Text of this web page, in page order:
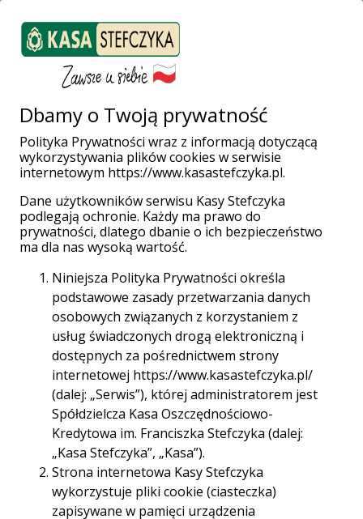
Weź pożyczkę
Strona główna Organizacje
Fundacje
Kredyt inwestycyjny dla fundacji
Kredyt
Dbamy o Twoją prywatność
Polityka Prywatności wraz z informacją dotyczącą
wykorzystywania plików cookies w serwisie
internetowym https://www.kasastefczyka.pl.
Dane użytkowników serwisu Kasy Stefczyka
podlegają ochronie. Każdy ma prawo do
prywatności, dlatego dbanie o ich bezpieczeństwo
ma dla nas wysoką wartość.
Niniejsza Polityka Prywatności określa
podstawowe zasady przetwarzania danych
osobowych związanych z korzystaniem z
usług świadczonych drogą elektroniczną i
dostępnych za pośrednictwem strony
internetowej https://www.kasastefczyka.pl/
(dalej: „Serwis”), której administratorem jest
Spółdzielcza Kasa Oszczędnościowo-
Kredytowa im. Franciszka Stefczyka (dalej:
„Kasa Stefczyka”, „Kasa”).
Strona internetowa Kasy Stefczyka
wykorzystuje pliki cookie (ciasteczka)
zapisywane w pamięci urządzenia